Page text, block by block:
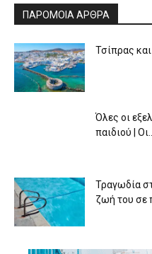
ΠΑΡΟΜΟΙΑ ΑΡΘΡΑ
Τσίπρας
Όλες οι
παιδιού | Οι...
Τραγωδία
ζωή του σε